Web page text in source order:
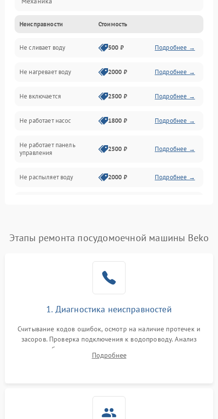
Управление
Электропитание
Датчики
Нагрев
Вода
Гигиена
Программное обеспечение
Неисправности Стоимость
Не сливает воду 500 ₽ Подробнее →
Не нагревает воду 2000 ₽ Подробнее →
Не включается 2500 ₽ Подробнее →
Не работает насос 1800 ₽ Подробнее →
Не работает панель
управления
2500 ₽ Подробнее →
Не распыляет воду 2000 ₽ Подробнее →
воды
1800 ₽ Подробнее →
Проблемы с
Этапы ремонта посудомоечной машины Beko
1. Диагностика неисправностей
Считывание кодов ошибок, осмотр на наличие протечек и
засоров. Проверка подключения к водопроводу. Анализ
жалоб на отсутствие слива, нагрева, вращения
разбрызгивателей или срабатывание системы защиты
Подробнее